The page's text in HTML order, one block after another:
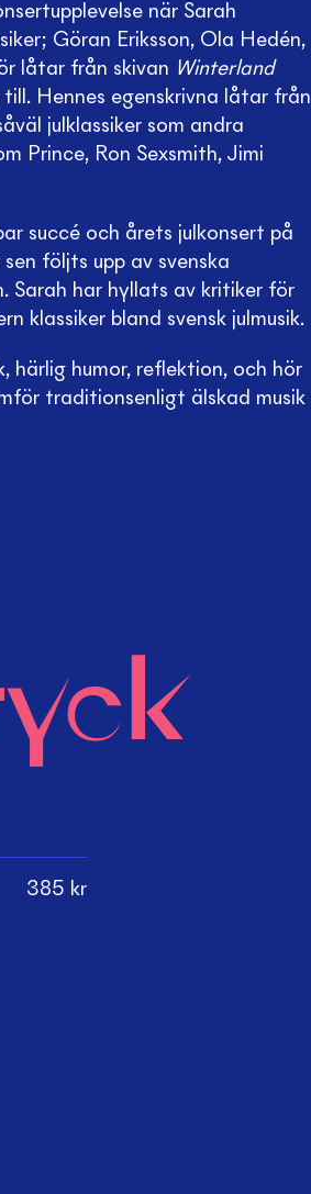
när Sarah
Göran Eriksson, Ola Hedén,
låtar från skivan Winterland
Hennes egenskrivna låtar från
julklassiker som andra
Prince, Ron Sexsmith, Jimi
succé och årets julkonsert på
följts upp av svenska
Sarah har hyllats av kritiker för
klassiker bland svensk julmusik.
härlig humor, reflektion, och hör
traditionsenligt älskad musik
385 kr